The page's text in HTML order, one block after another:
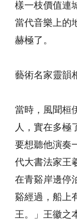
樣一枝價值連
當代音樂上的
赫極了。
藝術名家靈韻
當時，風聞桓
人，實在多極
要想聽他演奏
代大書法家王
在青谿岸邊停
谿經過，船上
王。」王徽之